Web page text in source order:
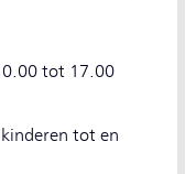
tot 17.00
tot en